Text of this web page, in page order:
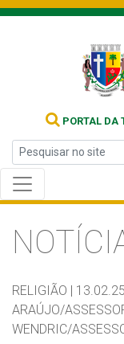
PORTAL DA
RELIGIÃO |
ARAÚJO/
WENDRIC/